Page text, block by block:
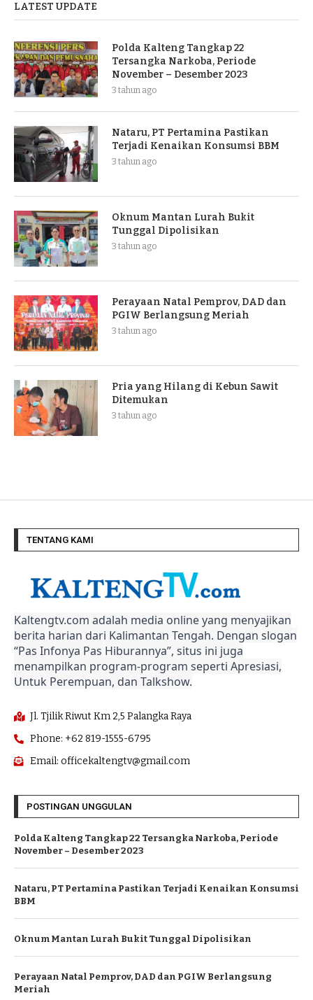
LATEST UPDATE
Polda Kalteng Tangkap 22
Tersangka Narkoba, Periode
November – Desember 2023
3 tahun ago
Nataru, PT Pertamina Pastikan
Terjadi Kenaikan Konsumsi BBM
3 tahun ago
Oknum Mantan Lurah Bukit
Tunggal Dipolisikan
3 tahun ago
Perayaan Natal Pemprov, DAD dan
PGIW Berlangsung Meriah
3 tahun ago
Pria yang Hilang di Kebun Sawit
Ditemukan
3 tahun ago
TENTANG KAMI
Kaltengtv.com adalah media online yang menyajikan
berita harian dari Kalimantan Tengah. Dengan slogan
“Pas Infonya Pas Hiburannya”, situs ini juga
menampilkan program-program seperti Apresiasi,
Untuk Perempuan, dan Talkshow.
Jl. Tjilik Riwut Km 2,5 Palangka Raya
Phone: +62 819-1555-6795
Email: officekaltengtv@gmail.com
POSTINGAN UNGGULAN
Polda Kalteng Tangkap 22 Tersangka Narkoba, Periode
November – Desember 2023
Nataru, PT Pertamina Pastikan Terjadi Kenaikan Konsumsi
BBM
Oknum Mantan Lurah Bukit Tunggal Dipolisikan
Perayaan Natal Pemprov, DAD dan PGIW Berlangsung
Meriah